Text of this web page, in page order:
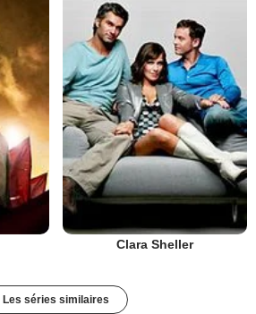
Clara Sheller
Les séries similaires